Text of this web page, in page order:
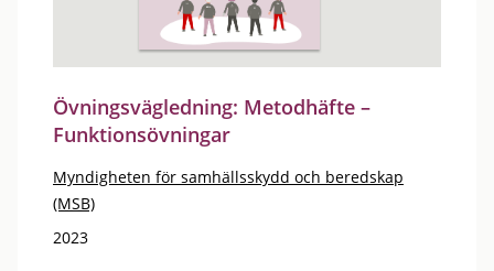
Övningsvägledning: Metodhäfte –
Funktionsövningar
Myndigheten för samhällsskydd och beredskap
(MSB)
2023